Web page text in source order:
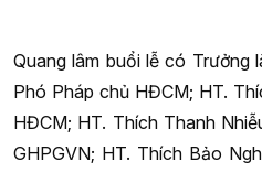
Quang lâm buổi lễ có Trưởng
Phó Pháp chủ HĐCM; HT.
HĐCM; HT. Thích Thanh
GHPGVN; HT. Thích Bảo